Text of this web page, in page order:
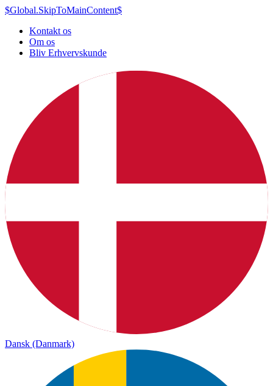
$Global.SkipToMainContent$
Kontakt os
Om os
Bliv Erhvervskunde
Dansk (Danmark)